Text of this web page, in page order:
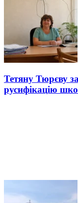
Тетяну Тюрєву
русифікацію